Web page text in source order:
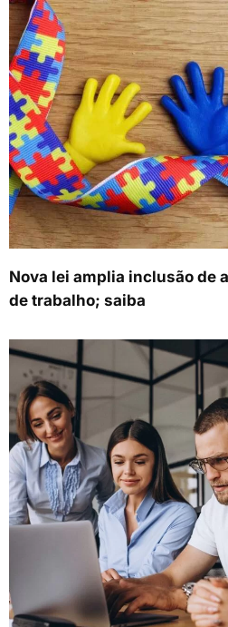
Nova lei amplia inclusão de
de trabalho; saiba